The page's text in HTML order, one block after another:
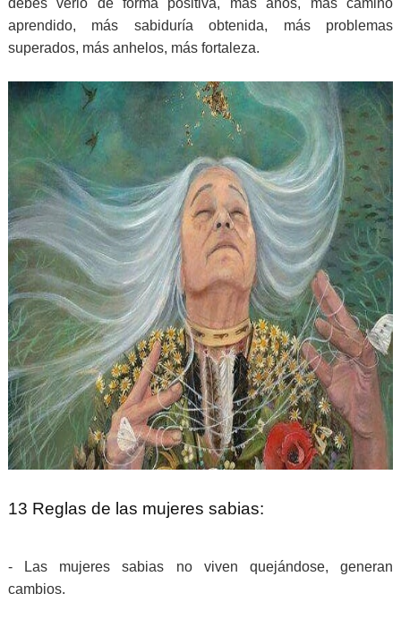
debes verlo de forma positiva, más años, más camino
aprendido, más sabiduría obtenida, más problemas
superados, más anhelos, más fortaleza.
13 Reglas de las mujeres sabias:
- Las mujeres sabias no viven quejándose, generan
cambios.